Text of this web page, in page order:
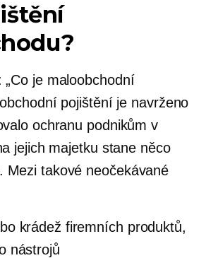
je maloobchodní
pojištění je navrženo
ochranu podnikům v
jejich majetku stane něco
Mezi takové neočekávané
krádež firemních produktů,
nástrojů